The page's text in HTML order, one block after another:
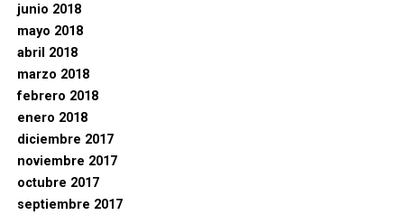
junio 2018
mayo 2018
abril 2018
marzo 2018
febrero 2018
enero 2018
diciembre 2017
noviembre 2017
octubre 2017
septiembre 2017